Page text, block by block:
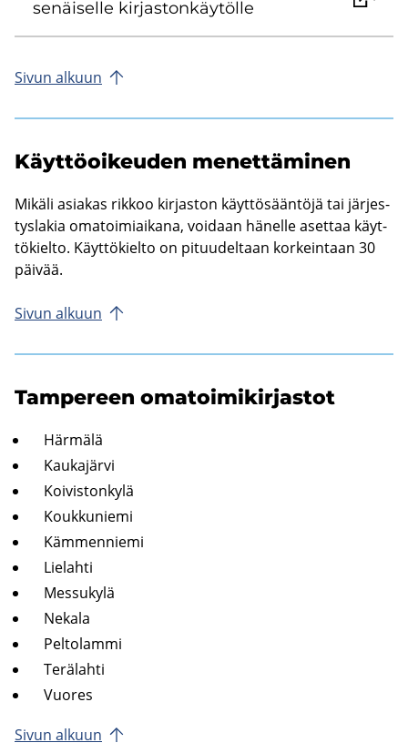
se­näi­sel­le kir­jas­ton­käy­töl­le
Sivun al­kuun
Käyt­tö­oi­keu­den me­net­tä­mi­nen
Mi­kä­li asia­kas rik­koo kir­jas­ton käyt­tö­sään­tö­jä tai jär­jes­
tys­la­kia oma­toi­miai­ka­na, voi­daan hä­nel­le aset­taa käyt­
tö­kiel­to. Käyt­tö­kiel­to on pi­tuu­del­taan kor­kein­taan 30
päi­vää.
Sivun al­kuun
Tam­pe­reen oma­toi­mi­kir­jas­tot
Här­mä­lä
Kau­ka­jär­vi
Koi­vis­ton­ky­lä
Kouk­ku­nie­mi
Käm­men­nie­mi
Lie­lah­ti
Mes­su­ky­lä
Ne­ka­la
Pel­to­lam­mi
Te­rä­lah­ti
Vuo­res
Sivun al­kuun